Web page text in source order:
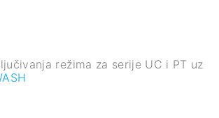
režima za serije UC i PT uz